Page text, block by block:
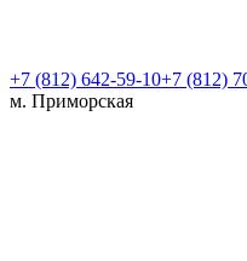
+7 (812) 642-59-10+7 (812)
м. Приморская